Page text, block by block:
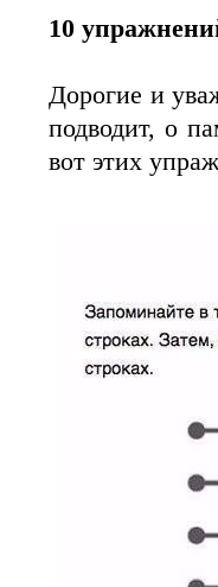
10
Дорогие и
подводит, о
вот этих